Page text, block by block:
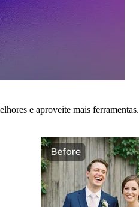
e aproveite mais ferramentas.